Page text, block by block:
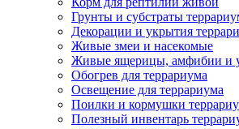
Грунты и субстраты
Декорации и укрытия
Живые змеи и насекомые
Живые ящерицы, амфибии и
Обогрев для террариума
Освещение для террариума
Поилки и кормушки
Полезный инвентарь